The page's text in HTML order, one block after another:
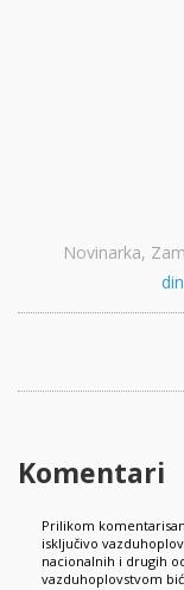
Novinarka,
Komentari
Prilikom
isključivo
nacionalnih i drugih
vazduhoplovstvom